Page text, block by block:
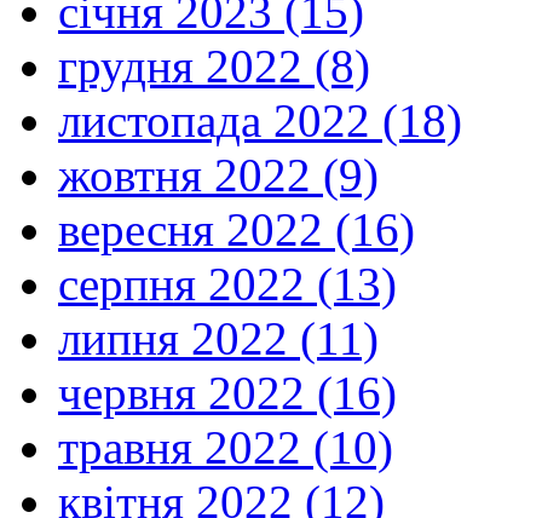
січня 2023 (15)
грудня 2022 (8)
листопада 2022 (18)
жовтня 2022 (9)
вересня 2022 (16)
серпня 2022 (13)
липня 2022 (11)
червня 2022 (16)
травня 2022 (10)
квітня 2022 (12)